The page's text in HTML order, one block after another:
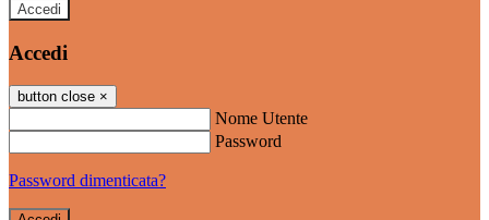
Accedi
Accedi
button close ×
Nome Utente
Password
Password dimenticata?